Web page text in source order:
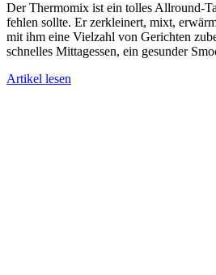
Der Thermomix ist ein tolles Allround-
fehlen sollte. Er zerkleinert, mixt,
mit ihm eine Vielzahl von Gerichten
schnelles Mittagessen, ein gesunder
Artikel lesen